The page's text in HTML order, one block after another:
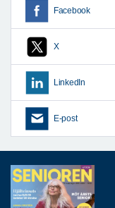
Facebook
X
LinkedIn
E-post